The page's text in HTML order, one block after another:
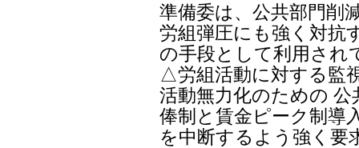
準備委は、公共部門削
労組弾圧にも強く対抗
の手段として利用され
△労組活動に対する監
活動無力化のための
俸制と賃金ピーク制導
を中断するよう強く要